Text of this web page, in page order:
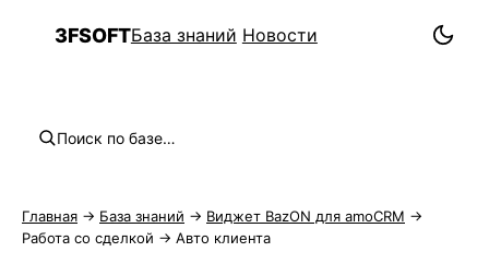
3FSOFTБаза знаний Новости
Поиск по базе…
Текст доставки
Главная → База знаний → Виджет BazON для amoCRM →
Работа со сделкой → Авто клиента